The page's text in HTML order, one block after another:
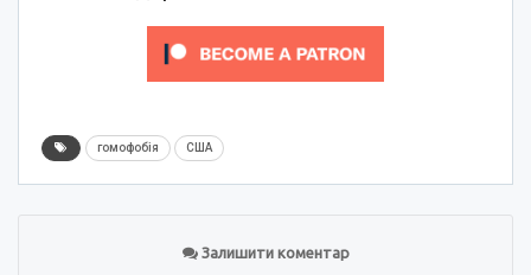
гомофобія США
Залишити коментар